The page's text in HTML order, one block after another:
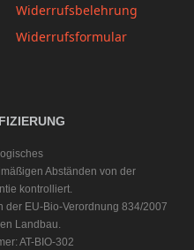
Widerrufsbelehrung
Widerrufsformular
Abständen von der
kontrolliert.
der EU-Bio-Verordnung 834/2007
Landbau.
AT-BIO-302